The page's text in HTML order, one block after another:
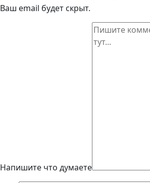
Ваш email будет скрыт.
Напишите что думаете